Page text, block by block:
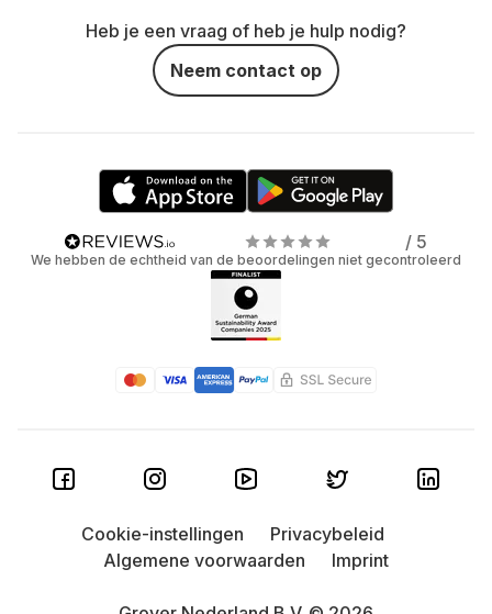
Heb je een vraag of heb je hulp nodig?
Neem contact op
/ 5
We hebben de echtheid van de beoordelingen niet gecontroleerd
Cookie-instellingen
Privacybeleid
Algemene voorwaarden
Imprint